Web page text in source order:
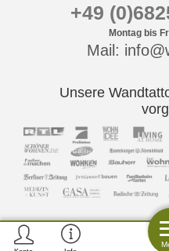
+49
Montag bis
Mail:
Unsere